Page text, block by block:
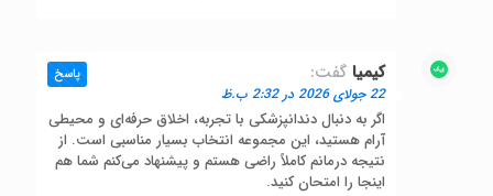
کیمیا گفت:
22 جولای 2026 در 2:32 ب.ظ
اگر به دنبال دندانپزشکی با تجربه، اخلاق حرفه‌ای و محیطی
آرام هستید، این مجموعه انتخاب بسیار مناسبی است. از
نتیجه درمانم کاملاً راضی هستم و پیشنهاد می‌کنم شما هم
اینجا را امتحان کنید.
پاسخ